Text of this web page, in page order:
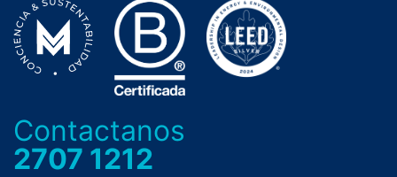
Contactanos
2707 1212